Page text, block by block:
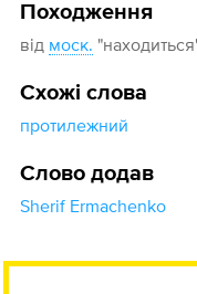
Походження
від моск.
Схожі слова
протилежний
Слово додав
Sherif Ermachenko